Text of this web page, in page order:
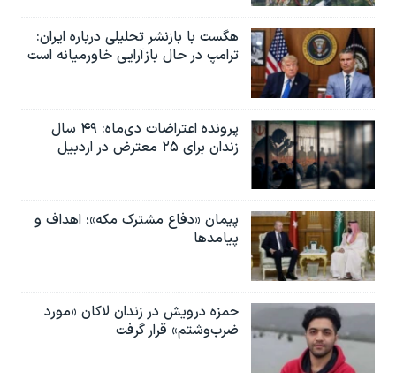
هگست با بازنشر تحلیلی درباره ایران:
ترامپ در حال بازآرایی خاورمیانه است
پرونده اعتراضات دی‌ماه: ۴۹ سال
زندان برای ۲۵ معترض در اردبیل
پیمان «دفاع مشترک مکه»؛ اهداف و
پیامدها
حمزه درویش در زندان لاکان «مورد
ضرب‌وشتم» قرار گرفت